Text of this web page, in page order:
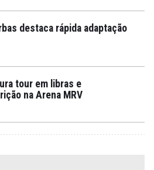
destaca rápida adaptação
tour em libras e
na Arena MRV